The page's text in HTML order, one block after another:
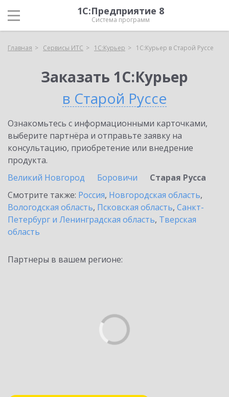
1С:Предприятие 8
Система программ
Главная Сервисы ИТС 1С:Курьер 1С:Курьер в Старой Руссе
Заказать 1С:Курьер
в Старой Руссе
Ознакомьтесь с информационными карточками,
выберите партнёра и отправьте заявку на
консультацию, приобретение или внедрение
продукта.
Великий Новгород
Боровичи
Старая Русса
Смотрите также: Россия, Новгородская область,
Вологодская область, Псковская область, Санкт-
Петербург и Ленинградская область, Тверская
область
Партнеры в вашем регионе: